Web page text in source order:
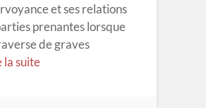
et ses relations
prenantes lorsque
de graves
la suite